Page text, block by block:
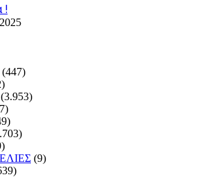
!
(447)
(3.953)
(9)